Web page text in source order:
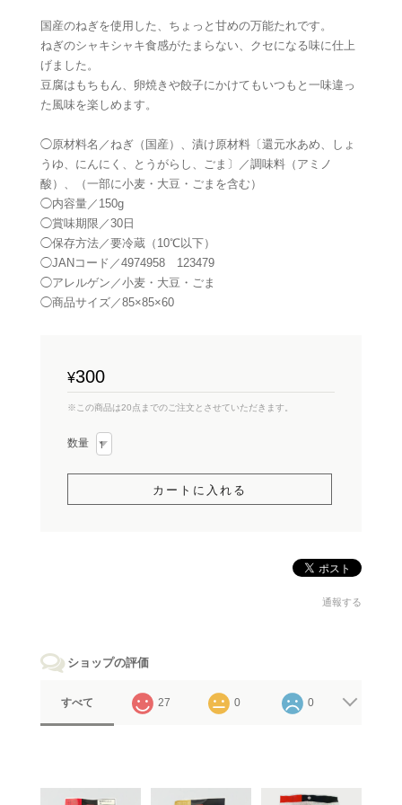
国産のねぎを使用した、ちょっと甘めの万能たれです。
ねぎのシャキシャキ食感がたまらない、クセになる味に仕上
げました。
豆腐はもちもん、卵焼きや餃子にかけてもいつもと一味違っ
た風味を楽しめます。
◯原材料名／ねぎ（国産）、漬け原材料〔還元水あめ、しょ
うゆ、にんにく、とうがらし、ごま〕／調味料（アミノ
酸）、（一部に小麦・大豆・ごまを含む）
◯内容量／150g
◯賞味期限／30日
◯保存方法／要冷蔵（10℃以下）
◯JANコード／4974958 123479
◯アレルゲン／小麦・大豆・ごま
◯商品サイズ／85×85×60
¥300
※この商品は20点までのご注文とさせていただきます。
数量
通報する
ショップの評価
すべて 27 0 0